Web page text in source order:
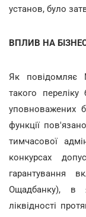
установ, було
ВПЛИВ НА
Як повідомляє
такого
уповноважених
функції
тимчасової
конкурсах
гарантування
Ощадбанку), в
ліквідності